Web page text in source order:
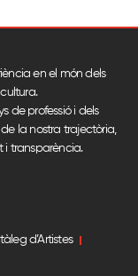
en el món dels
de professió i dels
la nostra trajectòria,
i transparència.
d’Artistes